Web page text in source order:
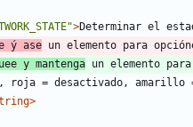
>Determinar el
ý ase un elemento para
y mantenga un elemento
roja = desactivado, amarillo